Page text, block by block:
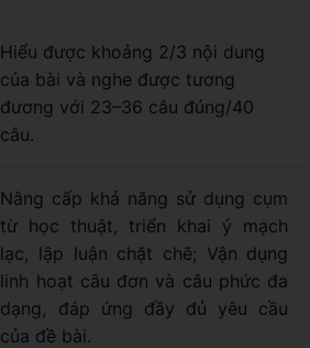
Hiểu được khoảng 2/3 nội dung
của bài và nghe được tương
đương với 23–36 câu đúng/40
câu.
Nâng cấp khả năng sử dụng cụm
từ học thuật, triển khai ý mạch
lạc, lập luận chặt chẽ; Vận dụng
linh hoạt câu đơn và câu phức đa
dạng, đáp ứng đầy đủ yêu cầu
của đề bài.